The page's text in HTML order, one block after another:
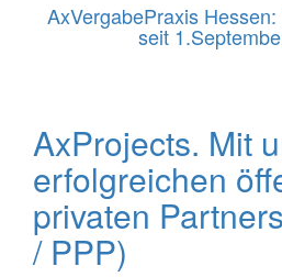
AxVergabePraxis
seit
AxProjects. Mit
erfolgreichen
privaten
/ PPP)